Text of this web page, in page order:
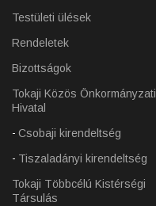
Testületi ülések
Rendeletek
Bizottságok
Tokaji Közös Önkormányzati
Hivatal
Csobaji kirendeltség
Tiszaladányi kirendeltség
Tokaji Többcélú Kistérségi
Társulás